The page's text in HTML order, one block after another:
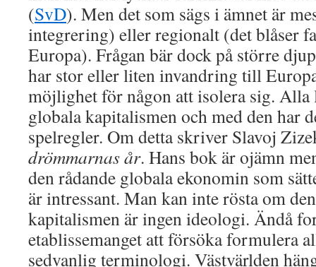
(SvD). Men det som sägs i ämnet är
integrering) eller regionalt (det blåser
Europa). Frågan bär dock på större
har stor eller liten invandring till
möjlighet för någon att isolera sig. Alla
globala kapitalismen och med den har
spelregler. Om detta skriver Slavoj
drömmarnas år. Hans bok är ojämn
den rådande globala ekonomin som
är intressant. Man kan inte rösta om
kapitalismen är ingen ideologi. Ändå
etablissemanget att försöka formulera
sedvanlig terminologi. Västvärlden